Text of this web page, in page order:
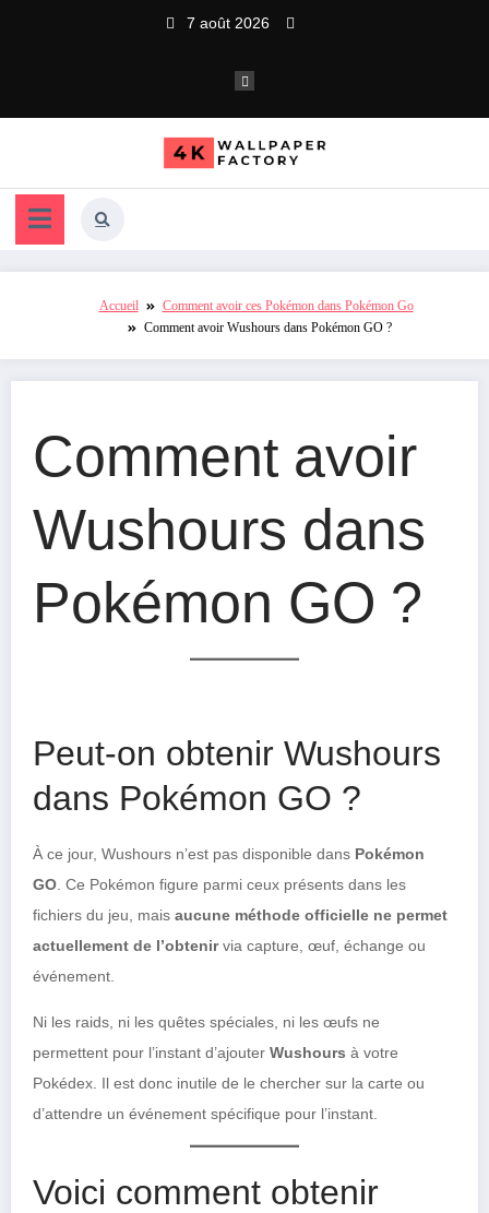
7 août 2026
Accueil
Comment avoir ces Pokémon dans Pokémon Go
Comment avoir Wushours dans Pokémon GO ?
Comment avoir
Wushours dans
Pokémon GO ?
Peut-on obtenir Wushours
dans Pokémon GO ?
À ce jour, Wushours n’est pas disponible dans Pokémon
GO . Ce Pokémon figure parmi ceux présents dans les
fichiers du jeu, mais aucune méthode officielle ne permet
actuellement de l’obtenirvia capture, œuf, échange ou
événement.
Ni les raids, ni les quêtes spéciales, ni les œufs ne
permettent pour l’instant d’ajouter Wushours à votre
Pokédex. Il est donc inutile de le chercher sur la carte ou
d’attendre un événement spécifique pour l’instant.
Voici comment obtenir